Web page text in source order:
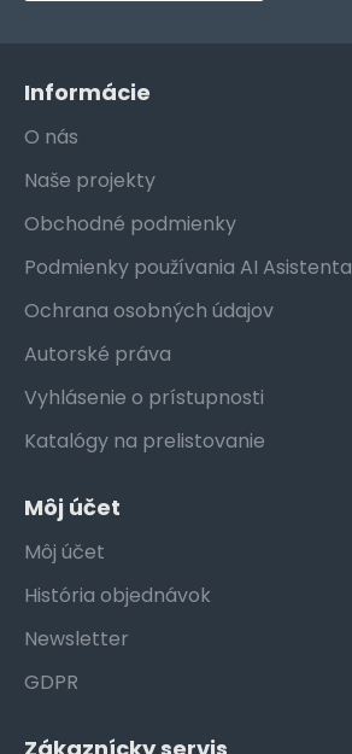
Informácie
O nás
Naše projekty
Obchodné podmienky
Podmienky používania AI Asistenta
Ochrana osobných údajov
Autorské práva
Vyhlásenie o prístupnosti
Katalógy na prelistovanie
Môj účet
Môj účet
História objednávok
Newsletter
GDPR